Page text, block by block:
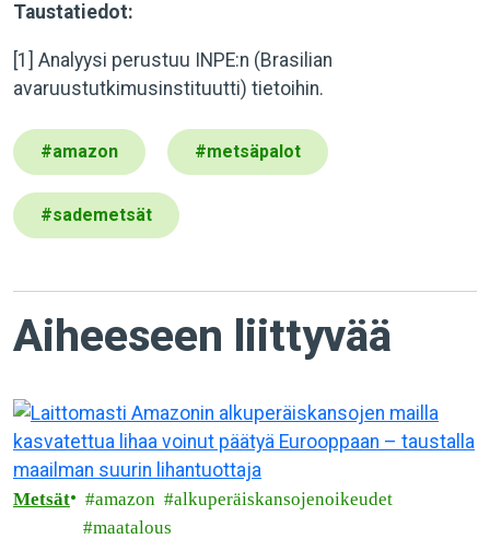
Taustatiedot:
[1] Analyysi perustuu INPE:n (Brasilian
avaruustutkimusinstituutti) tietoihin.
#amazon #metsäpalot
#sademetsät
Aiheeseen liittyvää
Metsät amazon
alkuperäiskansojenoikeudet
maatalous